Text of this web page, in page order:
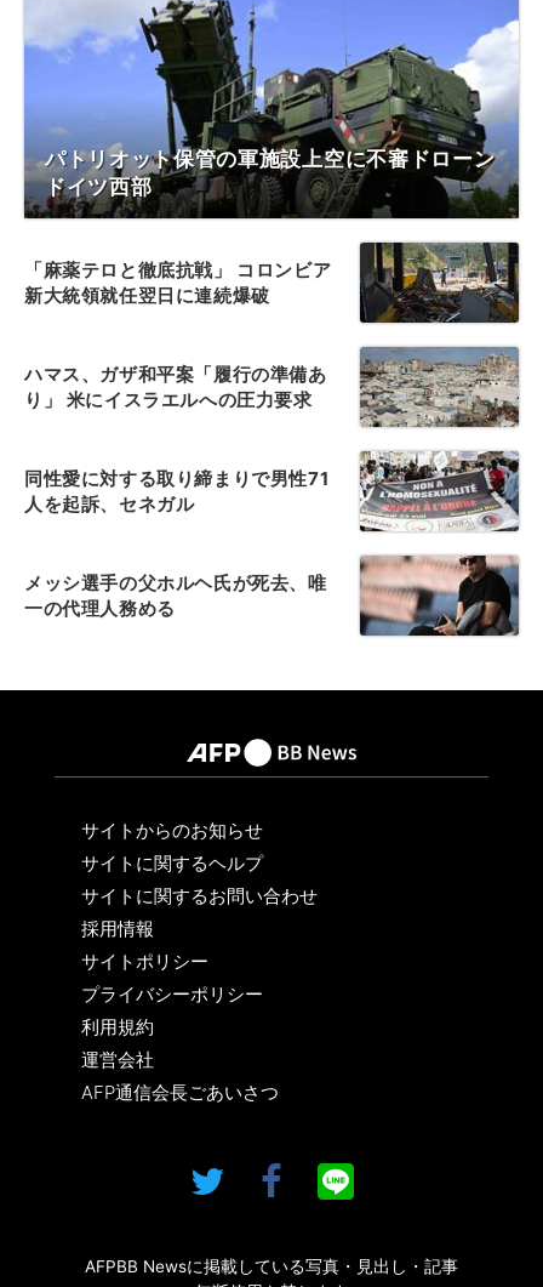
パトリオット保管の軍施設上空に不審ドローン
ドイツ西部
「麻薬テロと徹底抗戦」 コロンビア
新大統領就任翌日に連続爆破
ハマス、ガザ和平案「履行の準備あ
り」 米にイスラエルへの圧力要求
同性愛に対する取り締まりで男性71
人を起訴、セネガル
メッシ選手の父ホルヘ氏が死去、唯
一の代理人務める
サイトからのお知らせ
サイトに関するヘルプ
サイトに関するお問い合わせ
採用情報
サイトポリシー
プライバシーポリシー
利用規約
運営会社
AFP通信会長ごあいさつ
AFPBB Newsに掲載している写真・見出し・記事